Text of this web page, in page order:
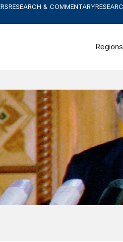
RESEARCH & COMMENTARY
Regions